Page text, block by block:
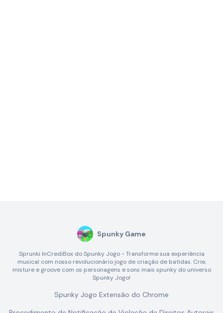
Spunky Game
Sprunki InCrediBox do Spunky Jogo - Transforme sua experiência
musical com nosso revolucionário jogo de criação de batidas. Crie,
misture e groove com os personagens e sons mais spunky do universo
Spunky Jogo!
Spunky Jogo Extensão do Chrome